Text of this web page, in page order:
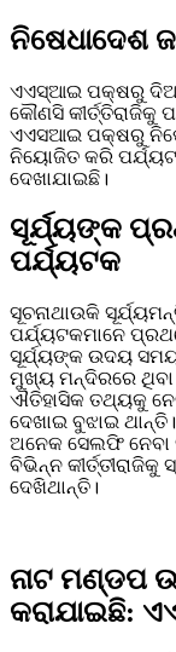
ନିଷେଧାଦେଶ
ଏଏସ୍‌ଆଇ ପକ୍ଷରୁ
କୌଣସି କୀର୍ତ୍ତିରାଜିକୁ
ଏଏସଆଇ ପକ୍ଷରୁ
ନିୟୋଜିତ କରି
ଦେଖାଯାଇଛି।
ସୂର୍ଯ୍ୟଙ୍କ
ପର୍ଯ୍ୟଟକ
ସୂଚନାଥାଉକି
ପର୍ଯ୍ୟଟକମାନେ
ସୂର୍ଯ୍ୟଙ୍କ ଉଦୟ
ମୁଖ୍ୟ ମନ୍ଦିରରେ ଥିବା
ଐତିହାସିକ ତଥ୍ୟକୁ
ଦେଖାଇ ବୁଝାଇ
ଅନେକ ସେଲଫି
ବିଭିନ୍ନ
ଦେଖିଥାନ୍ତି।
ନାଟ ମଣ୍ଡପ
କରାଯାଇଛି: